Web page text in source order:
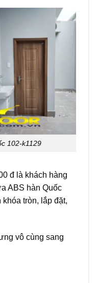
102-k1129
đ là khách hàng
ABS hàn Quốc
tròn, lắp đặt,
vô cùng sang